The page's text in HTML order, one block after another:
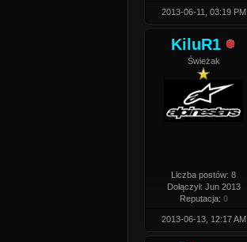
2013-06-11, 03:19 PM
KiluR1
Świeżak
Liczba postów: 8
Dołączył: Jun 2013
Reputacja: 0
2013-06-13, 12:17 AM